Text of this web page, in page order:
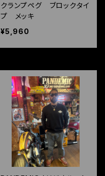
クランプペグ ブロックタイ
プ メッキ
¥5,960